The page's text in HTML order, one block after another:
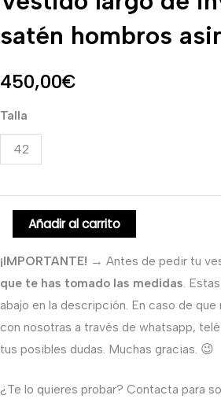
satén hombros
450,00€
Talla
42
hombros
cantidad
Añadir al carrito
¡IMPORTANTE! → Antes de pedir tu
que te has tomado las medidas.
abajo en la descripción. En caso de
con nosotras a través de whatsapp,
tus posibles dudas. Muchas gracias. 😉
¿Te lo quieres probar? Contacta para